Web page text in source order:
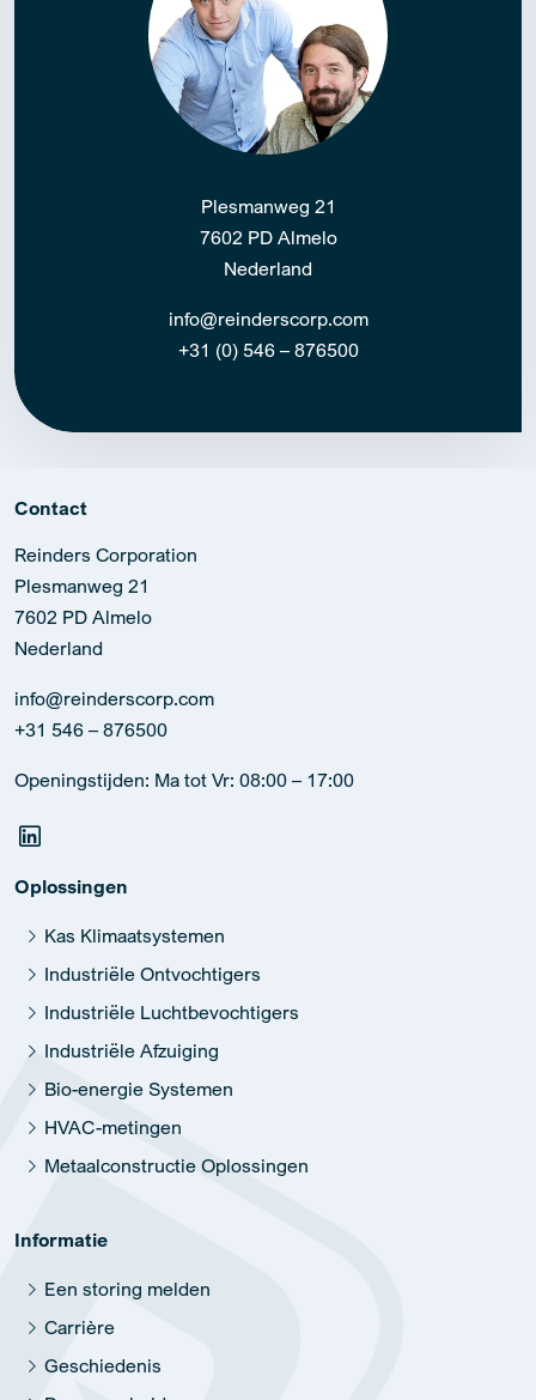
Plesmanweg 21
7602 PD Almelo
Nederland
info@reinderscorp.com
+31 (0) 546 – 876500
Contact
Reinders Corporation
Plesmanweg 21
7602 PD Almelo
Nederland
info@reinderscorp.com
+31 546 – 876500
Openingstijden: Ma tot Vr: 08:00 – 17:00
Oplossingen
Kas Klimaatsystemen
Industriële Ontvochtigers
Industriële Luchtbevochtigers
Industriële Afzuiging
Bio-energie Systemen
HVAC-metingen
Metaalconstructie Oplossingen
Informatie
Een storing melden
Carrière
Geschiedenis